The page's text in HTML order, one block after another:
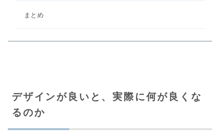
まとめ
デザインが良いと、実際に何が良くな
るのか